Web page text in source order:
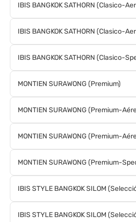
IBIS BANGKOK SATHORN (Clasico-
IBIS BANGKOK SATHORN (Clasico-
IBIS BANGKOK SATHORN (Clasico-
MONTIEN SURAWONG (Premium)
MONTIEN SURAWONG (Premium-
MONTIEN SURAWONG (Premium-
MONTIEN SURAWONG (Premium-
IBIS STYLE BANGKOK SILOM
IBIS STYLE BANGKOK SILOM